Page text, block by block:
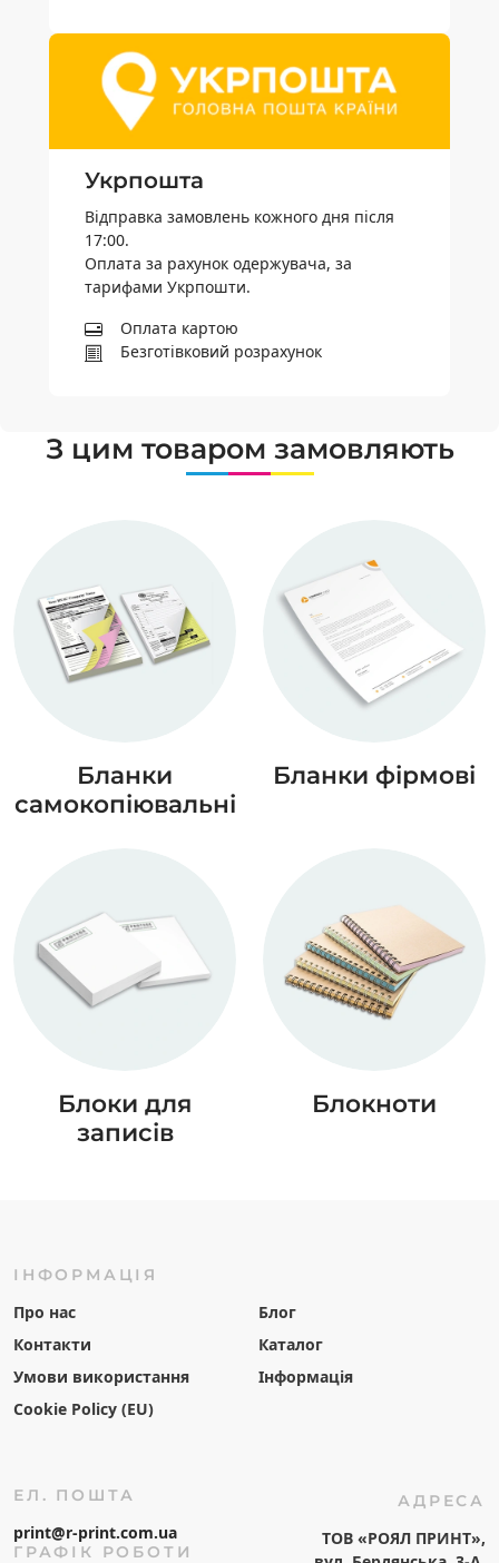
Укрпошта
Відправка замовлень кожного дня після
17:00.
Оплата за рахунок одержувача, за
тарифами Укрпошти.
Оплата картою
Безготівковий розрахунок
З цим товаром замовляють
Бланки
самокопіювальні
Бланки фірмові
Блоки для
записів
Блокноти
ІНФОРМАЦІЯ
Про нас
Контакти
Умови використання
Cookie Policy (EU)
Блог
Каталог
Інформація
ЕЛ. ПОШТА
print@r-print.com.ua
ГРАФІК РОБОТИ
АДРЕСА
ТОВ «РОЯЛ ПРИНТ»,